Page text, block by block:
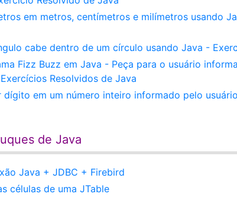
em metros, centímetros e milímetros usando
cabe dentro de um círculo usando Java -
Fizz Buzz em Java - Peça para o usuário
Resolvidos de Java
em um número inteiro informado pelo
de Java
Java + JDBC + Firebird
células de uma JTable